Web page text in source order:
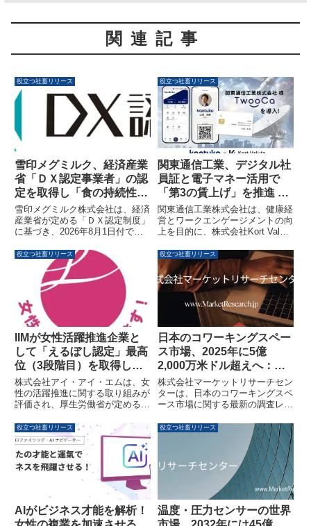
関連記事
役立つ社畜リリース
雪印メグミルク、経済産業
省「ＤＸ認定事業者」の認
定を取得し「食の持続性」
の実現を目指します
雪印メグミルク株式会社は、経済
産業省が定める「ＤＸ認定制度」
に基づき、2026年8月1日付で
しました。デジタルによる事業基
盤の強化を通じて、「食の持続
性」の実現と持続的な企業価値向
上を目指しています。
役立つ社畜リリース
関東通信工業、デジタル社
員証と電子マネー活用で
「第3の賃上げ」を推進 ～
次世代型ウォレット
「TwooCa」導入で健康経
営とワークエンゲージメン
ト向上へ～
関東通信工業株式会社は、健康経
営とワークエンゲージメントの向
上を目的に、株式会社Kort Valuta
「TwooCa」を導入しました。こ
の取り組みでは、デジタル社員証
と電子マネーを活用したポイント
付与施策を通じて、従業員の実質
的な手取り向上、いわゆる「第3
の賃上げ」を目指します。
役立つ社畜リリース
IIMが女性活躍推進企業と
して「えるぼし認定」最高
位（3段階目）を取得しま
した
株式会社アイ・アイ・エムは、女
性の活躍推進に関する取り組みが
評価され、厚生労働省が定める
階目）を取得しました。多様な人
材が活躍する次世代組織の実現を
目指す企業の取り組みを紹介しま
す。
役立つ社畜リリース
日本のコワーキングスペー
ス市場、2025年に5億
2,000万米ドル超えへ：新
たな働き方の潮流と進化
株式会社マーケットリサーチセン
ターは、日本のコワーキングスペ
ース市場に関する最新の調査レポ
は市場規模が5億2,000万米ドルを
超えると予測されており、リモー
トワークの普及や働き方の多様化
を背景に、市場は急速な進化を遂
げています。本レポートでは、市
場の変遷、主要な動向、多様なビ
ジネスモデル、そして今後の展望
について詳しく解説しています。
役立つ社畜リリース
AIがビジネス才能を解析！
役立つ社畜リリース
温度・圧力センサーの世界